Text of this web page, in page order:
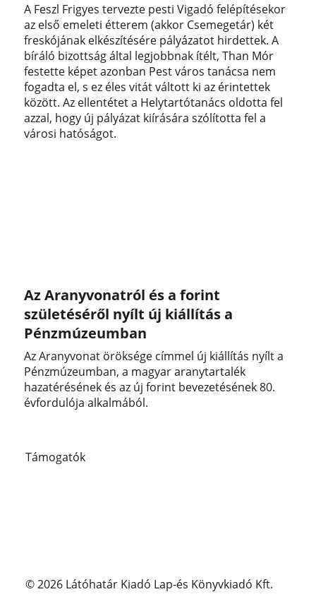
A Feszl Frigyes tervezte pesti Vigadó felépítésekor
az első emeleti étterem (akkor Csemegetár) két
freskójának elkészítésére pályázatot hirdettek. A
bíráló bizottság által legjobbnak ítélt, Than Mór
festette képet azonban Pest város tanácsa nem
fogadta el, s ez éles vitát váltott ki az érintettek
között. Az ellentétet a Helytartótanács oldotta fel
azzal, hogy új pályázat kiírására szólította fel a
városi hatóságot.
Az Aranyvonatról és a forint
születéséről nyílt új kiállítás a
Pénzmúzeumban
Az Aranyvonat öröksége címmel új kiállítás nyílt a
Pénzmúzeumban, a magyar aranytartalék
hazatérésének és az új forint bevezetésének 80.
évfordulója alkalmából.
Támogatók
© 2026 Látóhatár Kiadó Lap-és Könyvkiadó Kft.